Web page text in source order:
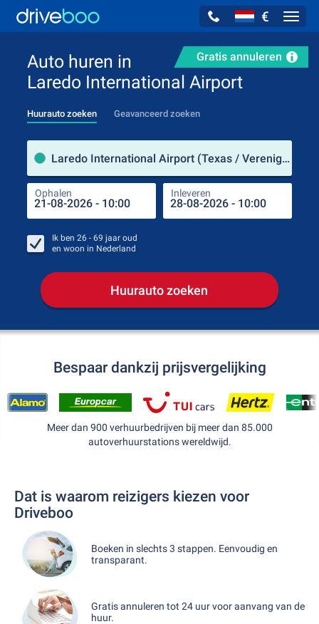
€
Gratis annuleren
Auto huren in
Laredo International Airport
Huurauto zoeken Geavanceerd zoeken
Laredo International Airport (Texas / Verenigde Staten)
Ophalen Inleveren
Ik ben 26 - 69 jaar oud
en woon in Nederland
Huurauto zoeken
Bespaar dankzij prijsvergelijking
Meer dan 900 verhuurbedrijven bij meer dan 85.000
autoverhuurstations wereldwijd.
Dat is waarom reizigers kiezen voor
Driveboo
Boeken in slechts 3 stappen. Eenvoudig en
transparant.
Gratis annuleren tot 24 uur voor aanvang van de
huur.